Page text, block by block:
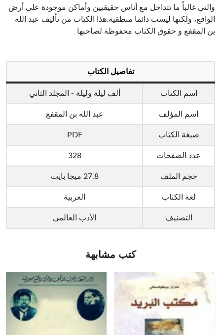
والتي غالباً ما تتداخل مع أناس حقيقيين وأماكن موجودة على أرض
الواقع، ولكنها ليست دائما منطقية.هذا الكتاب من تأليف عبد الله
بن المقفع و حقوق الكتاب محفوظة لصاحبها
تفاصيل الكتاب
اسم الكتاب ألف ليلة وليلة - المجلد الثاني
اسم المؤلف عبد الله بن المقفع
صيغة الكتاب PDF
عدد الصفحات 328
حجم الملف 27.8 ميجا بايت
لغة الكتاب العربية
التصنيف الأدب العالمي
كتب مشابهة